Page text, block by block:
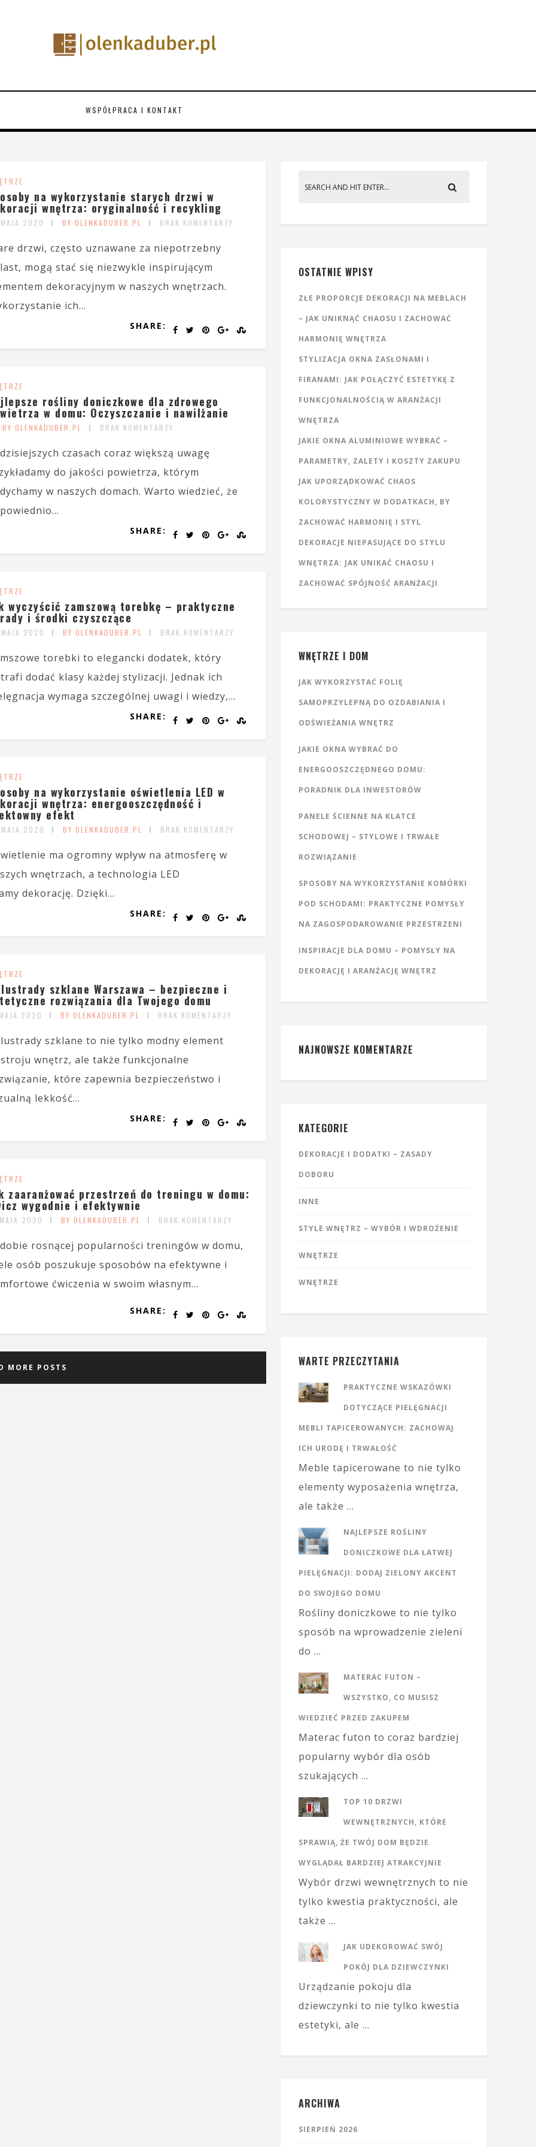
WSPÓŁPRACA I KONTAKT
na wykorzystanie starych drzwi w
wnętrza: oryginalność i recykling
2020 BY OLENKADUBER.PL BRAK KOMENTARZY
drzwi, często uznawane za niepotrzebny
mogą stać się niezwykle inspirującym
dekoracyjnym w naszych wnętrzach.
ich...
SHARE:
rośliny doniczkowe dla zdrowego
w domu: Oczyszczanie i nawilżanie
BY OLENKADUBER.PL BRAK KOMENTARZY
czasach coraz większą uwagę
do jakości powietrza, którym
w naszych domach. Warto wiedzieć, że
SHARE:
wyczyścić zamszową torebkę – praktyczne
i środki czyszczące
2020 BY OLENKADUBER.PL BRAK KOMENTARZY
torebki to elegancki dodatek, który
dodać klasy każdej stylizacji. Jednak ich
wymaga szczególnej uwagi i wiedzy,...
SHARE:
na wykorzystanie oświetlenia LED w
wnętrza: energooszczędność i
efekt
2020 BY OLENKADUBER.PL BRAK KOMENTARZY
ma ogromny wpływ na atmosferę w
wnętrzach, a technologia LED
dekorację. Dzięki...
SHARE:
szklane Warszawa – bezpieczne i
rozwiązania dla Twojego domu
2020 BY OLENKADUBER.PL BRAK KOMENTARZY
szklane to nie tylko modny element
wnętrz, ale także funkcjonalne
które zapewnia bezpieczeństwo i
lekkość...
SHARE:
zaaranżować przestrzeń do treningu w domu:
wygodnie i efektywnie
2020 BY OLENKADUBER.PL BRAK KOMENTARZY
rosnącej popularności treningów w domu,
osób poszukuje sposobów na efektywne i
ćwiczenia w swoim własnym...
SHARE:
MORE POSTS
OSTATNIE WPISY
ZŁE PROPORCJE DEKORACJI NA MEBLACH
– JAK UNIKNĄĆ CHAOSU I ZACHOWAĆ
HARMONIĘ WNĘTRZA
STYLIZACJA OKNA ZASŁONAMI I
FIRANAMI: JAK POŁĄCZYĆ ESTETYKĘ Z
FUNKCJONALNOŚCIĄ W ARANŻACJI
WNĘTRZA
JAKIE OKNA ALUMINIOWE WYBRAĆ –
PARAMETRY, ZALETY I KOSZTY ZAKUPU
JAK UPORZĄDKOWAĆ CHAOS
KOLORYSTYCZNY W DODATKACH, BY
ZACHOWAĆ HARMONIĘ I STYL
DEKORACJE NIEPASUJĄCE DO STYLU
WNĘTRZA: JAK UNIKAĆ CHAOSU I
ZACHOWAĆ SPÓJNOŚĆ ARANŻACJI
WNĘTRZE I DOM
JAK WYKORZYSTAĆ FOLIĘ
SAMOPRZYLEPNĄ DO OZDABIANIA I
ODŚWIEŻANIA WNĘTRZ
JAKIE OKNA WYBRAĆ DO
ENERGOOSZCZĘDNEGO DOMU:
PORADNIK DLA INWESTORÓW
PANELE ŚCIENNE NA KLATCE
SCHODOWEJ – STYLOWE I TRWAŁE
ROZWIĄZANIE
SPOSOBY NA WYKORZYSTANIE KOMÓRKI
POD SCHODAMI: PRAKTYCZNE POMYSŁY
NA ZAGOSPODAROWANIE PRZESTRZENI
INSPIRACJE DLA DOMU – POMYSŁY NA
DEKORACJĘ I ARANŻACJĘ WNĘTRZ
NAJNOWSZE KOMENTARZE
KATEGORIE
DEKORACJE I DODATKI – ZASADY
DOBORU
INNE
STYLE WNĘTRZ – WYBÓR I WDROŻENIE
WNĘTRZE
WNĘTRZE
WARTE PRZECZYTANIA
PRAKTYCZNE WSKAZÓWKI
DOTYCZĄCE PIELĘGNACJI
MEBLI TAPICEROWANYCH: ZACHOWAJ
ICH URODĘ I TRWAŁOŚĆ
Meble tapicerowane to nie tylko
elementy wyposażenia wnętrza,
ale także …
NAJLEPSZE ROŚLINY
DONICZKOWE DLA ŁATWEJ
PIELĘGNACJI: DODAJ ZIELONY AKCENT
DO SWOJEGO DOMU
Rośliny doniczkowe to nie tylko
sposób na wprowadzenie zieleni
do …
MATERAC FUTON –
WSZYSTKO, CO MUSISZ
WIEDZIEĆ PRZED ZAKUPEM
Materac futon to coraz bardziej
popularny wybór dla osób
szukających …
TOP 10 DRZWI
WEWNĘTRZNYCH, KTÓRE
SPRAWIĄ, ŻE TWÓJ DOM BĘDZIE
WYGLĄDAŁ BARDZIEJ ATRAKCYJNIE
Wybór drzwi wewnętrznych to nie
tylko kwestia praktyczności, ale
także …
JAK UDEKOROWAĆ SWÓJ
POKÓJ DLA DZIEWCZYNKI
Urządzanie pokoju dla
dziewczynki to nie tylko kwestia
estetyki, ale …
ARCHIWA
SIERPIEŃ 2026